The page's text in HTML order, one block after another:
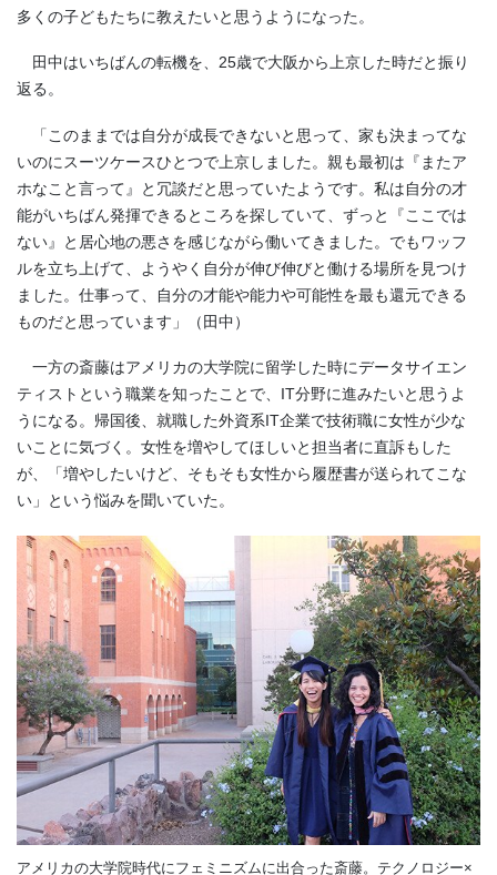
多くの子どもたちに教えたいと思うようになった。
田中はいちばんの転機を、25歳で大阪から上京した時だと振り
返る。
「このままでは自分が成長できないと思って、家も決まってな
いのにスーツケースひとつで上京しました。親も最初は『またア
ホなこと言って』と冗談だと思っていたようです。私は自分の才
能がいちばん発揮できるところを探していて、ずっと『ここでは
ない』と居心地の悪さを感じながら働いてきました。でもワッフ
ルを立ち上げて、ようやく自分が伸び伸びと働ける場所を見つけ
ました。仕事って、自分の才能や能力や可能性を最も還元できる
ものだと思っています」（田中）
一方の斎藤はアメリカの大学院に留学した時にデータサイエン
ティストという職業を知ったことで、IT分野に進みたいと思うよ
うになる。帰国後、就職した外資系IT企業で技術職に女性が少な
いことに気づく。女性を増やしてほしいと担当者に直訴もした
が、「増やしたいけど、そもそも女性から履歴書が送られてこな
い」という悩みを聞いていた。
アメリカの大学院時代にフェミニズムに出合った斎藤。テクノロジー×